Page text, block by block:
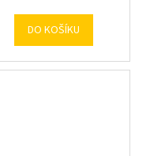
DO KOŠÍKU